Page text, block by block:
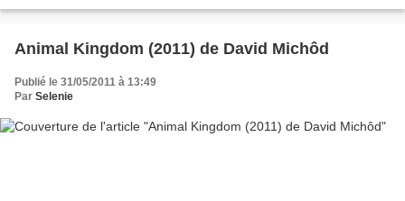
Animal Kingdom (2011) de David Michôd
Publié le 31/05/2011 à 13:49
Par Selenie